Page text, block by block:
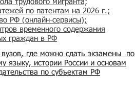
вузов, где можно сдать экзамены по
языку, истории России и основам
по субъектам РФ
трудового мигранта;
по патентам на 2026 г.;
РФ (онлайн-сервисы);
временного содержания
граждан в РФ